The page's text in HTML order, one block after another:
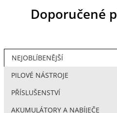
Doporučené
NEJOBLÍBENĚJŠÍ
PILOVÉ NÁSTROJE
PŘÍSLUŠENSTVÍ
AKUMULÁTORY A NABÍJEČE